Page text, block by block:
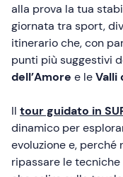
alla prova la tua
giornata tra sport,
itinerario che, con
punti più suggestivi
dell’Amore e leValli
Il tour guidato in
dinamico per
evoluzione e, perché
ripassare le